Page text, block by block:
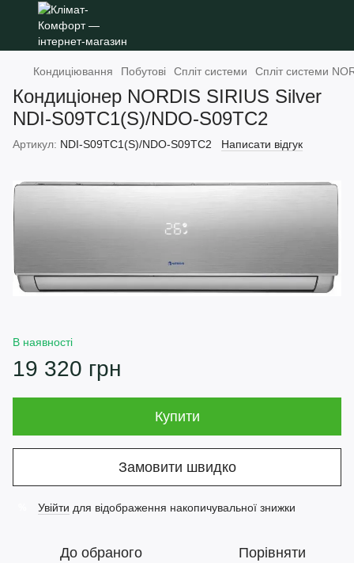
Кондиціювання Побутові Спліт системи Спліт системи
Кондиціонер NORDIS SIRIUS Silver
NDI-S09TC1(S)/NDO-S09TC2
Артикул: NDI-S09TC1(S)/NDO-S09TC2 Написати відгук
В наявності
19 320 грн
Купити
Замовити швидко
Увійти для відображення накопичувальної знижки
До обраного Порівняти